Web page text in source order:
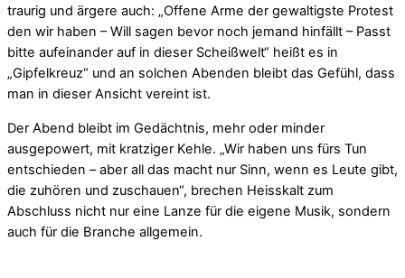
traurig und ärgere auch: „Offene Arme der gewaltigste Protest
den wir haben – Will sagen bevor noch jemand hinfällt – Passt
bitte aufeinander auf in dieser Scheißwelt“ heißt es in
„Gipfelkreuz“ und an solchen Abenden bleibt das Gefühl, dass
man in dieser Ansicht vereint ist.
Der Abend bleibt im Gedächtnis, mehr oder minder
ausgepowert, mit kratziger Kehle. „Wir haben uns fürs Tun
entschieden – aber all das macht nur Sinn, wenn es Leute gibt,
die zuhören und zuschauen“, brechen Heisskalt zum
Abschluss nicht nur eine Lanze für die eigene Musik, sondern
auch für die Branche allgemein.